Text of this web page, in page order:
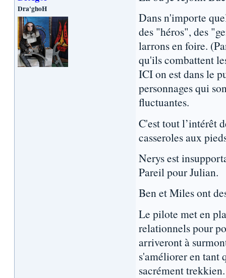
Dra'ghoH
Dans n'importe
des "héros", des
larrons en foire.
qu'ils combattent
ICI on est dans le
personnages qui
fluctuantes.
C'est tout l’intérêt
casseroles aux
Nerys est
Pareil pour Julian.
Ben et Miles ont
Le pilote met en
relationnels pour
arriveront à
s'améliorer en tant
sacrément trekkien.